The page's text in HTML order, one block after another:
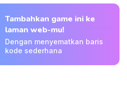
Tambahkan game ini ke
laman web-mu!
Dengan menyematkan baris
kode sederhana